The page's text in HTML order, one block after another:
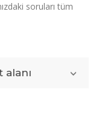
soruları tüm